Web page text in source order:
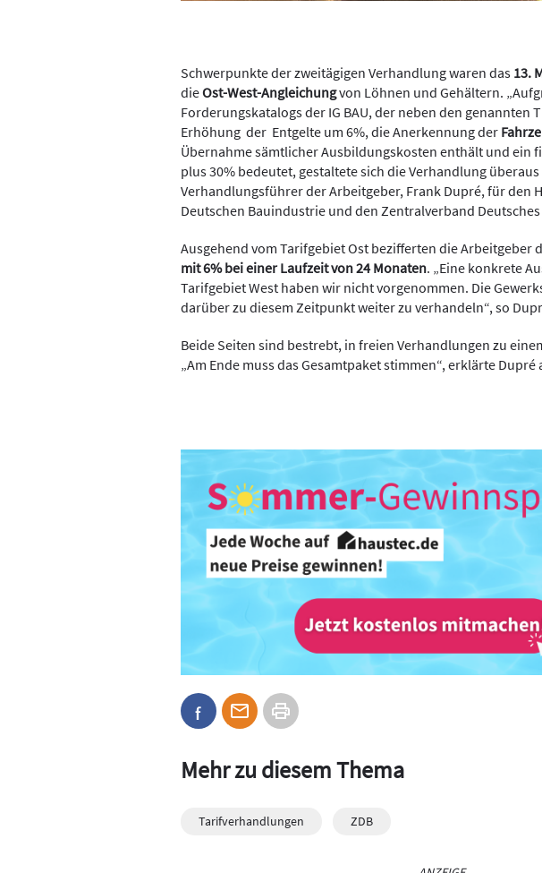
Schwerpunkte der zweitägigen Verhandlung waren das 13.
dieOst-West-Angleichungvon Löhnen und Gehältern.
Forderungskatalogs der IG BAU, der neben den genannten
Erhöhung der Entgelte um 6%, die Anerkennung der
Übernahme sämtlicher Ausbildungskosten enthält und ein
plus 30% bedeutet, gestaltete sich die Verhandlung
Verhandlungsführer der Arbeitgeber, Frank Dupré, für den
Deutschen Bauindustrie und den Zentralverband
Ausgehend vom Tarifgebiet Ost bezifferten die Arbeitgeber
mit 6% bei einer Laufzeit von 24 Monaten. „Eine konkrete
Tarifgebiet West haben wir nicht vorgenommen. Die
darüber zu diesem Zeitpunkt weiter zu verhandeln“, so
Beide Seiten sind bestrebt, in freien Verhandlungen zu
„Am Ende muss das Gesamtpaket stimmen“, erklärte
Mehr zu diesem Thema
Tarifverhandlungen ZDB